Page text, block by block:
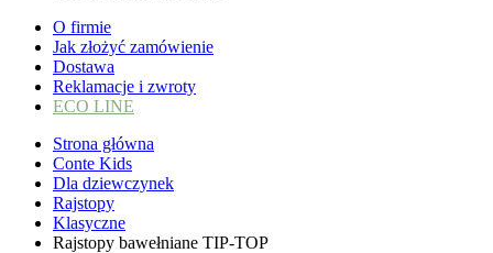
O firmie
Jak złożyć zamówienie
Dostawa
Reklamacje i zwroty
ECO LINE
Strona główna
Conte Kids
Dla dziewczynek
Rajstopy
Klasyczne
Rajstopy bawełniane TIP-TOP